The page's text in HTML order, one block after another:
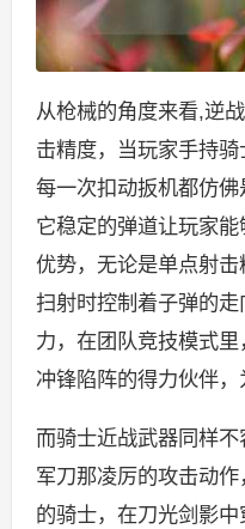
从枪械的角度来看,逆
击精度，当玩家手持骑
每一次扣动扳机都仿佛
它稳定的弹道让玩家
优势，无论是单点射
扫射时控制着子弹的
力，在团队竞技模式里
冲锋陷阵的得力伙伴，
而骑士近战武器同样
军刀那凌厉的攻击动
的骑士，在刀光剑影